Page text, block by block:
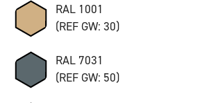
RAL 1001
(REF GW: 30)
RAL 7031
(REF GW: 50)